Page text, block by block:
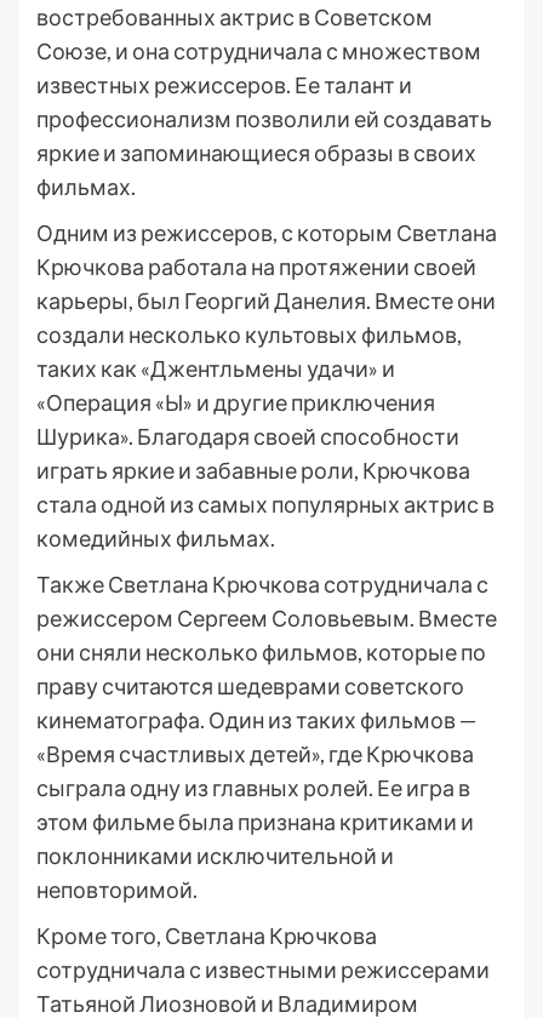
востребованных актрис в Советском
Союзе, и она сотрудничала с множеством
известных режиссеров. Ее талант и
профессионализм позволили ей создавать
яркие и запоминающиеся образы в своих
фильмах.
Одним из режиссеров, с которым Светлана
Крючкова работала на протяжении своей
карьеры, был Георгий Данелия. Вместе они
создали несколько культовых фильмов,
таких как «Джентльмены удачи» и
«Операция «Ы» и другие приключения
Шурика». Благодаря своей способности
играть яркие и забавные роли, Крючкова
стала одной из самых популярных актрис в
комедийных фильмах.
Также Светлана Крючкова сотрудничала с
режиссером Сергеем Соловьевым. Вместе
они сняли несколько фильмов, которые по
праву считаются шедеврами советского
кинематографа. Один из таких фильмов —
«Время счастливых детей», где Крючкова
сыграла одну из главных ролей. Ее игра в
этом фильме была признана критиками и
поклонниками исключительной и
неповторимой.
Кроме того, Светлана Крючкова
сотрудничала с известными режиссерами
Татьяной Лиозновой и Владимиром